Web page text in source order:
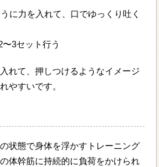
に力を入れて、口でゆっくり吐く
3セット行う
れて、押しつけるようなイメージ
やすいです。
状態で身体を浮かすトレーニング
体幹筋に持続的に負荷をかけられ